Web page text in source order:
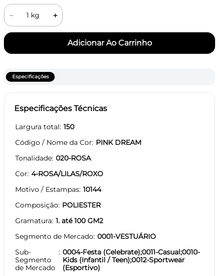
＋
－
Especificações
Especificações Técnicas
Largura total 150
Código / Nome da Cor PINK DREAM
Tonalidade 020-ROSA
Cor 4-ROSA/LILAS/ROXO
Motivo / Estampas 10144
Composição POLIESTER
Gramatura 1. até 100 GM2
Segmento de Mercado 0001-VESTUÁRIO
Sub-
Segmento
de Mercado
0004-Festa (Celebrate);0011-Casual;0010-
Kids (Infantil / Teen);0012-Sportwear
(Esportivo)